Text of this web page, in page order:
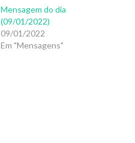
Mensagem do dia
(09/01/2022)
09/01/2022
Em "Mensagens"